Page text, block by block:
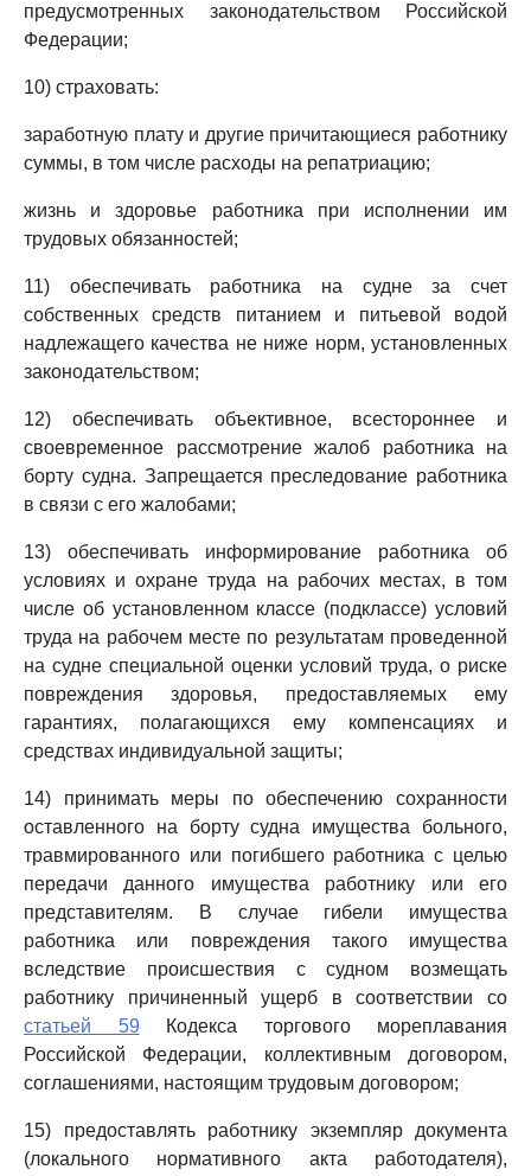
предусмотренных законодательством Российской
Федерации;
10) страховать:
заработную плату и другие причитающиеся работнику
суммы, в том числе расходы на репатриацию;
жизнь и здоровье работника при исполнении им
трудовых обязанностей;
11) обеспечивать работника на судне за счет
собственных средств питанием и питьевой водой
надлежащего качества не ниже норм, установленных
законодательством;
12) обеспечивать объективное, всестороннее и
своевременное рассмотрение жалоб работника на
борту судна. Запрещается преследование работника
в связи с его жалобами;
13) обеспечивать информирование работника об
условиях и охране труда на рабочих местах, в том
числе об установленном классе (подклассе) условий
труда на рабочем месте по результатам проведенной
на судне специальной оценки условий труда, о риске
повреждения здоровья, предоставляемых ему
гарантиях, полагающихся ему компенсациях и
средствах индивидуальной защиты;
14) принимать меры по обеспечению сохранности
оставленного на борту судна имущества больного,
травмированного или погибшего работника с целью
передачи данного имущества работнику или его
представителям. В случае гибели имущества
работника или повреждения такого имущества
вследствие происшествия с судном возмещать
работнику причиненный ущерб в соответствии со
статьей 59 Кодекса торгового мореплавания
Российской Федерации, коллективным договором,
соглашениями, настоящим трудовым договором;
15) предоставлять работнику экземпляр документа
(локального нормативного акта работодателя),